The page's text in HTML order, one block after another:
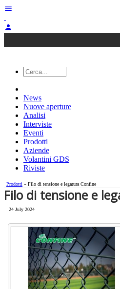
menu
person
News
Nuove aperture
Analisi
Interviste
Eventi
Prodotti
Aziende
Volantini GDS
Riviste
Prodotti » ​Filo di tensione e legatura Confine
​Filo di tensione e
24 July 2024